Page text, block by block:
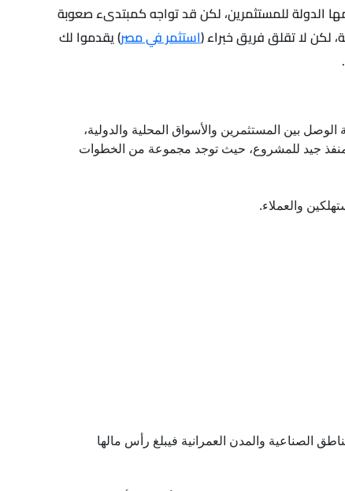
الدولة للمستثمرين، لكن قد تواجه كمبتدىء صعوبة
لكن لا تقلق فريق خبراء (استثمر في مصر) يقدموا لك
بين المستثمرين والأسواق المحلية والدولية،
جيد للمشروع، حيث توجد مجموعة من الخطوات
والعملاء.
داخل المناطق الصناعية والمدن العمرانية فيبلغ رأس مالها